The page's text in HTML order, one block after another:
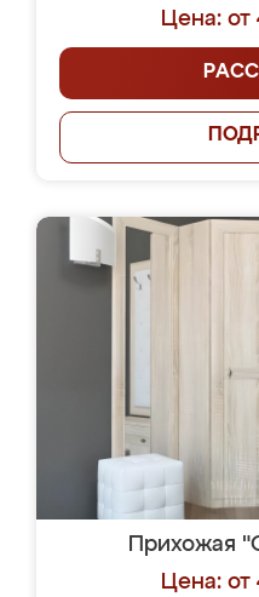
Цена:
Прихожая
Цена: